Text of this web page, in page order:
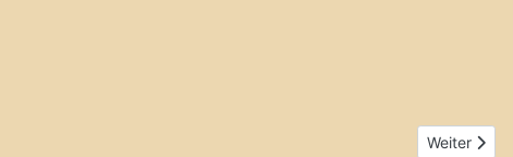
Nächster
Weiter